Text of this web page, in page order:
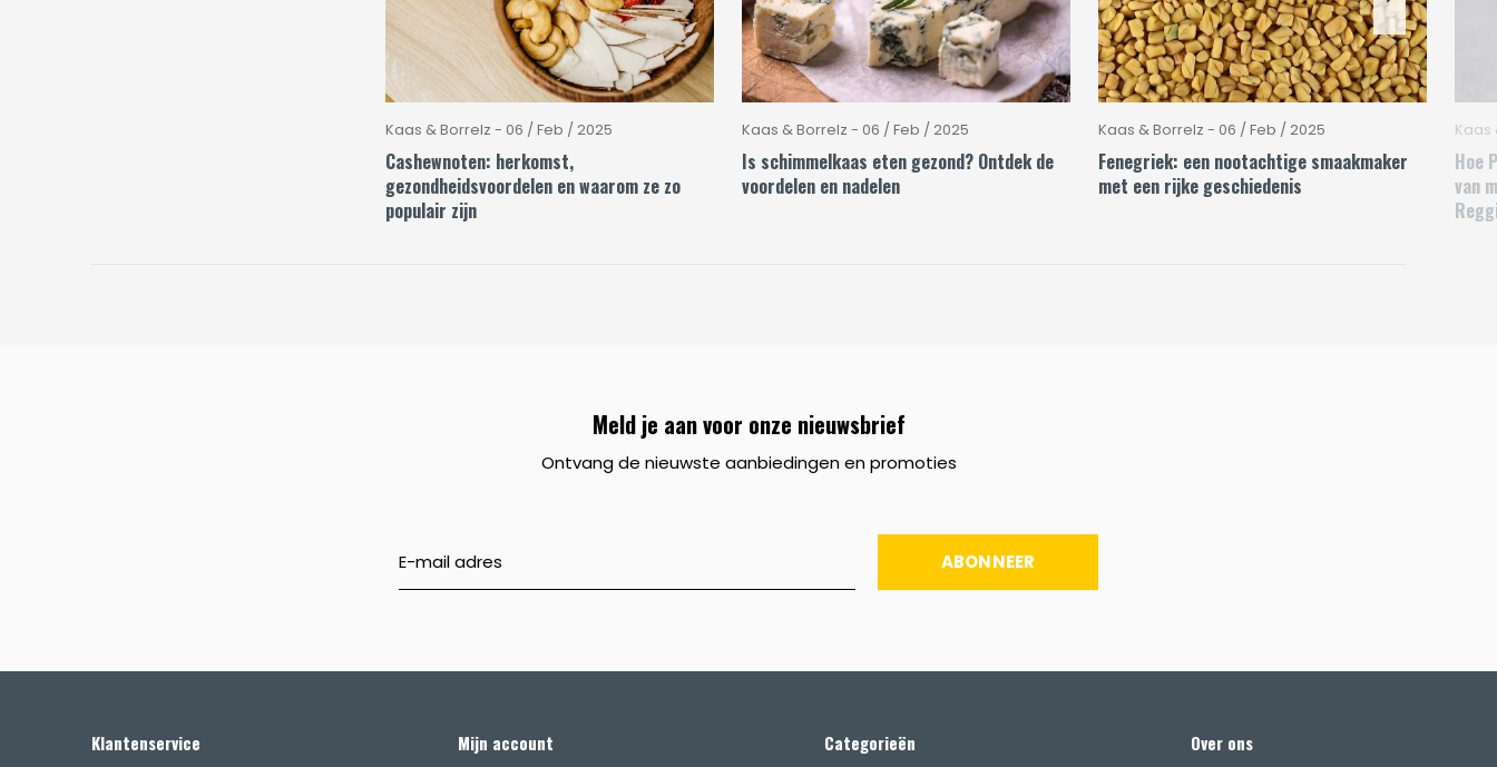
Kaas & Borrelz - 06 / Feb / 2025
Cashewnoten: herkomst,
gezondheidsvoordelen en waarom ze zo
populair zijn
Kaas & Borrelz - 06 / Feb / 2025
Is schimmelkaas eten gezond? Ontdek de
voordelen en nadelen
Kaas & Borrelz - 06 / Feb / 2025
Fenegriek: een nootachtige smaakmaker
met een rijke geschiedenis
Kaas
Hoe
van
Meld je aan voor onze nieuwsbrief
Ontvang de nieuwste aanbiedingen en promoties
ABONNEER
Klantenservice Mijn account Categorieën Over ons